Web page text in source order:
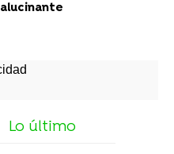
alucinante
Lo último